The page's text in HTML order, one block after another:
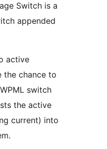
Switch is a
appended
active
the chance to
switch
the active
current) into